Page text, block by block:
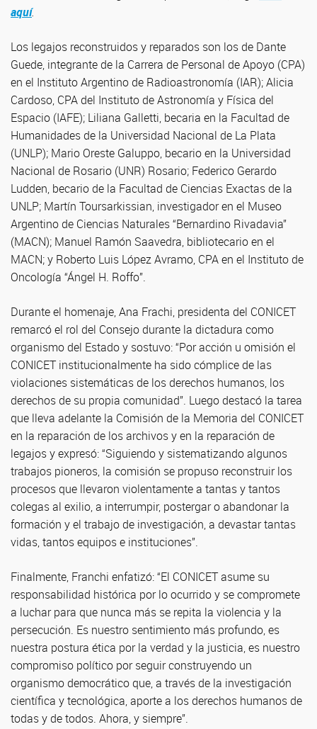
aquí.
Los legajos reconstruidos y reparados son los de Dante
Guede, integrante de la Carrera de Personal de Apoyo (CPA)
en el Instituto Argentino de Radioastronomía (IAR); Alicia
Cardoso, CPA del Instituto de Astronomía y Física del
Espacio (IAFE); Liliana Galletti, becaria en la Facultad de
Humanidades de la Universidad Nacional de La Plata
(UNLP); Mario Oreste Galuppo, becario en la Universidad
Nacional de Rosario (UNR) Rosario; Federico Gerardo
Ludden, becario de la Facultad de Ciencias Exactas de la
UNLP; Martín Toursarkissian, investigador en el Museo
Argentino de Ciencias Naturales “Bernardino Rivadavia”
(MACN); Manuel Ramón Saavedra, bibliotecario en el
MACN; y Roberto Luis López Avramo, CPA en el Instituto de
Oncología “Ángel H. Roffo”.
Durante el homenaje, Ana Frachi, presidenta del CONICET
remarcó el rol del Consejo durante la dictadura como
organismo del Estado y sostuvo: “Por acción u omisión el
CONICET institucionalmente ha sido cómplice de las
violaciones sistemáticas de los derechos humanos, los
derechos de su propia comunidad”. Luego destacó la tarea
que lleva adelante la Comisión de la Memoria del CONICET
en la reparación de los archivos y en la reparación de
legajos y expresó: “Siguiendo y sistematizando algunos
trabajos pioneros, la comisión se propuso reconstruir los
procesos que llevaron violentamente a tantas y tantos
colegas al exilio, a interrumpir, postergar o abandonar la
formación y el trabajo de investigación, a devastar tantas
vidas, tantos equipos e instituciones”.
Finalmente, Franchi enfatizó: “El CONICET asume su
responsabilidad histórica por lo ocurrido y se compromete
a luchar para que nunca más se repita la violencia y la
persecución. Es nuestro sentimiento más profundo, es
nuestra postura ética por la verdad y la justicia, es nuestro
compromiso político por seguir construyendo un
organismo democrático que, a través de la investigación
científica y tecnológica, aporte a los derechos humanos de
todas y de todos. Ahora, y siempre”.